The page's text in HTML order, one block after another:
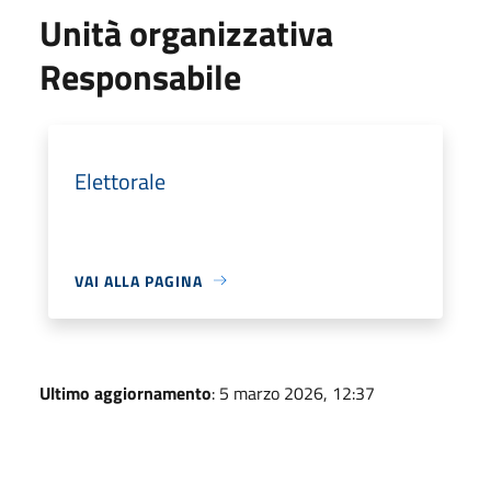
Unità organizzativa
Responsabile
Elettorale
VAI ALLA PAGINA
Ultimo aggiornamento: 5 marzo 2026, 12:37